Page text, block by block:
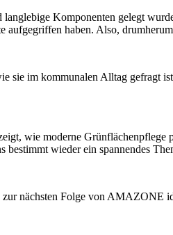
Komponenten gelegt
haben. Also,
im kommunalen Alltag gefragt
wie moderne
wieder ein spannendes
nächsten Folge von AMAZONE